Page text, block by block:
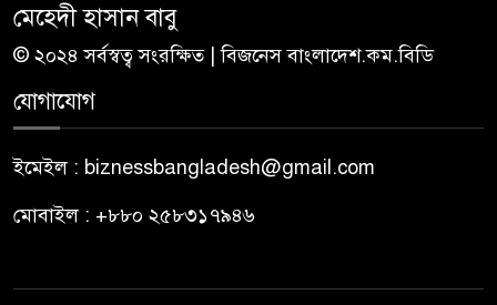
মেহেদী হাসান বাবু
© ২০২৪ সর্বস্বত্ব সংরক্ষিত | বিজনেস বাংলাদেশ.কম.বিডি
যোগাযোগ
ইমেইল : biznessbangladesh@gmail.com
মোবাইল : +৮৮০ ২৫৮৩১৭৯৪৬